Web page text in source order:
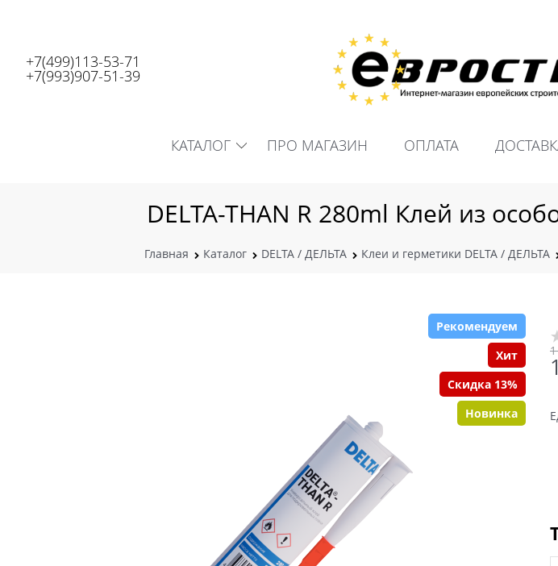
+7(499)113-53-71
+7(993)907-51-39
КАТАЛОГ ПРО МАГАЗИН ОПЛАТА
DELTA-THAN R 280ml Клей из
Главная Каталог DELTA / ДЕЛЬТА Клеи и герметики DELTA / ДЕЛЬТА
Рекомендуем
Хит
Скидка 13%
Новинка